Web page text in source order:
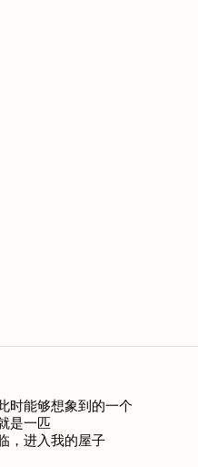
时能够想象到的一个
是一匹
，进入我的屋子